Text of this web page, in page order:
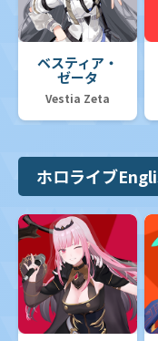
ベスティア・
ゼータ
Vestia Zeta
ホロライブ